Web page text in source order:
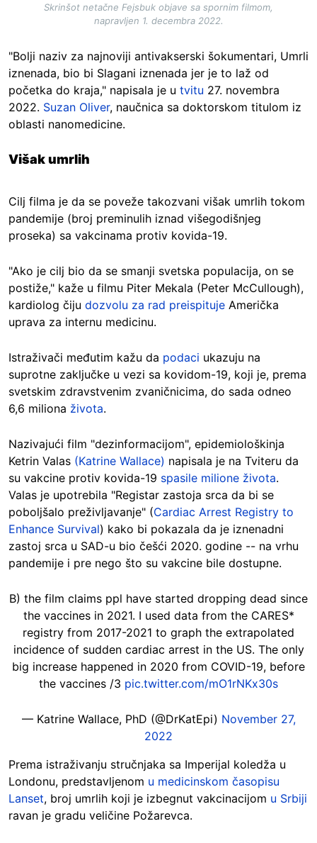
Skrinšot netačne Fejsbuk objave sa spornim filmom,
napravljen 1. decembra 2022.
"Bolji naziv za najnoviji antivakserski šokumentari, Umrli
iznenada, bio bi Slagani iznenada jer je to laž od
početka do kraja," napisala je u tvitu 27. novembra
2022. Suzan Oliver, naučnica sa doktorskom titulom iz
oblasti nanomedicine.
Višak umrlih
Cilj filma je da se poveže takozvani višak umrlih tokom
pandemije (broj preminulih iznad višegodišnjeg
proseka) sa vakcinama protiv kovida-19.
"Ako je cilj bio da se smanji svetska populacija, on se
postiže," kaže u filmu Piter Mekala (Peter McCullough),
kardiolog čiju dozvolu za rad preispituje Američka
uprava za internu medicinu.
Istraživači međutim kažu da podaci ukazuju na
suprotne zaključke u vezi sa kovidom-19, koji je, prema
svetskim zdravstvenim zvaničnicima, do sada odneo
6,6 miliona života.
Nazivajući film "dezinformacijom", epidemiološkinja
Ketrin Valas (Katrine Wallace) napisala je na Tviteru da
su vakcine protiv kovida-19 spasile milione života.
Valas je upotrebila "Registar zastoja srca da bi se
poboljšalo preživljavanje" (Cardiac Arrest Registry to
Enhance Survival) kako bi pokazala da je iznenadni
zastoj srca u SAD-u bio češći 2020. godine -- na vrhu
pandemije i pre nego što su vakcine bile dostupne.
B) the film claims ppl have started dropping dead since
the vaccines in 2021. I used data from the CARES*
registry from 2017-2021 to graph the extrapolated
incidence of sudden cardiac arrest in the US. The only
big increase happened in 2020 from COVID-19, before
the vaccines /3 pic.twitter.com/mO1rNKx30s
— Katrine Wallace, PhD (@DrKatEpi) November 27,
2022
Prema istraživanju stručnjaka sa Imperijal koledža u
Londonu, predstavljenom u medicinskom časopisu
Lanset, broj umrlih koji je izbegnut vakcinacijom u Srbiji
ravan je gradu veličine Požarevca.